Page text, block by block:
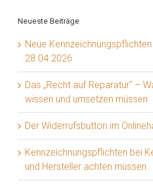
Neueste Beiträge
Neue
28.04.2026
Das „Recht auf Reparatur“ –
wissen und umsetzen müssen
Der Widerrufsbutton im
Kennzeichnungspflichten bei
und Hersteller achten müssen